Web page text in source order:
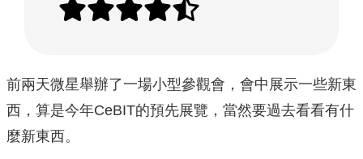
前兩天微星舉辦了一場小型參觀會，會中展示一些新東
西，算是今年CeBIT的預先展覽，當然要過去看看有什
麼新東西。